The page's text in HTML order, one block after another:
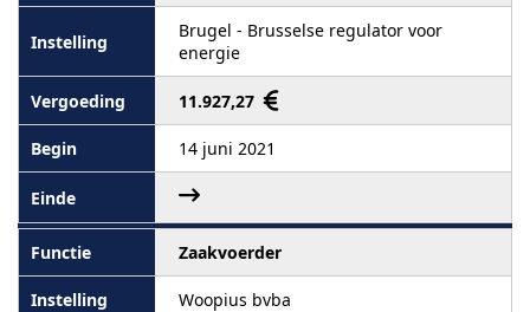
Brugel - Brusselse regulator voor
energie
11.927,27
14 juni 2021
Zaakvoerder
Woopius bvba